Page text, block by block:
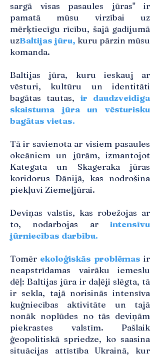
sargā visas pasaules jūras" ir
pamatā mūsu virzībai uz
mērķtiecīgu rīcību, šajā gadījumā
uzBaltijas jūru, kuru pārzin mūsu
komanda.
Baltijas jūra, kuru ieskauj ar
vēsturi, kultūru un identitāti
bagātas tautas, ir daudzveidīga
skaistuma jūra un vēsturisku
bagātas vietas.
Tā ir savienota ar visiem pasaules
okeāniem un jūrām, izmantojot
Kategata un Skageraka jūras
koridorus Dānijā, kas nodrošina
piekļuvi Ziemeļjūrai.
Deviņas valstis, kas robežojas ar
to, nodarbojas ar intensīvu
jūrniecības darbību.
Tomēr ekoloģiskās problēmas ir
neapstrīdamas vairāku iemeslu
dēļ: Baltijas jūra ir daļēji slēgta, tā
ir sekla, tajā norisinās intensīva
kuģniecības aktivitāte un tajā
nonāk noplūdes no tās deviņām
piekrastes valstīm. Pašlaik
ģeopolitiskā spriedze, ko saasina
situācijas attīstība Ukrainā, kur